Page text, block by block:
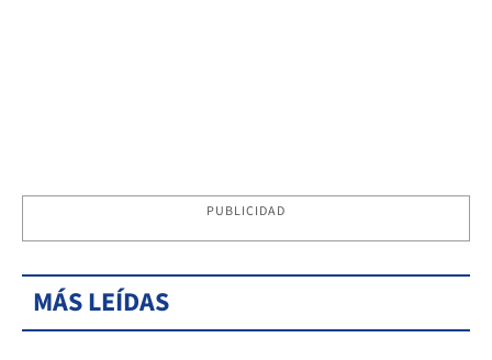
PUBLICIDAD
MÁS LEÍDAS